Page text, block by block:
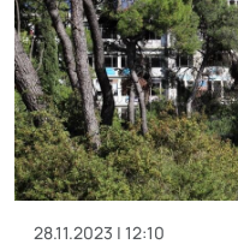
28.11.2023 | 12:10